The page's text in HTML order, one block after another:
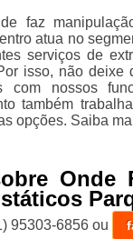
faz
atua no
serviços de
isso, não deixe
com nossos
também
opções. Saiba
Onde
95303-6856 ou